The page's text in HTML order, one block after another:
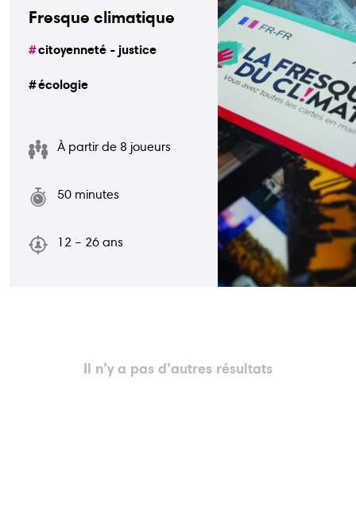
Fresque climatique
citoyenneté - justice
écologie
À partir de 8 joueurs
50 minutes
12 – 26 ans
Il n’y a pas d’autres résultats
081 223 812
18, rue pépin
5000 Namur